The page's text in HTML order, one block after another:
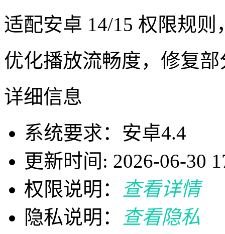
适配安卓 14/15 权限规
优化播放流畅度，修复
详细信息
系统要求：安卓4.4
更新时间: 2026-06-30
权限说明：
查看详情
隐私说明：
查看隐私